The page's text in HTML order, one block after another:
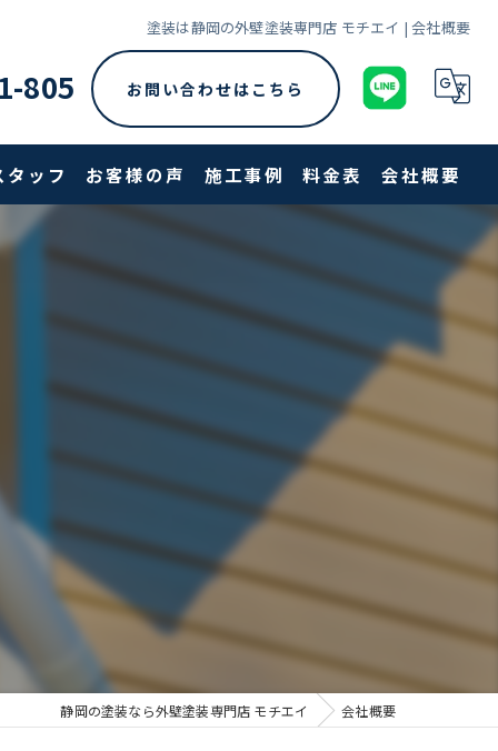
塗装は静岡の外壁塗装専門店 モチエイ | 会社概要
805 お問い合わせはこちら
タッフ お客様の声 施工事例 料金表 会社概要
静岡の塗装なら外壁塗装専門店 モチエイ 会社概要